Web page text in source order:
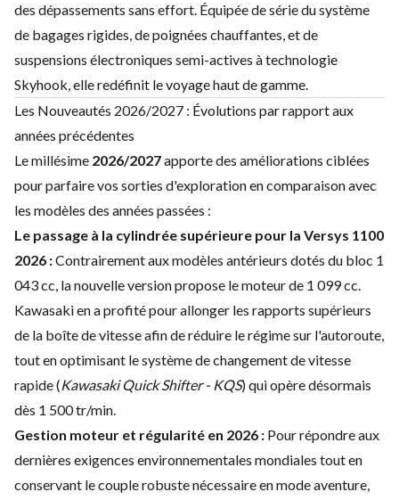
des dépassements sans effort. Équipée de série du système
de bagages rigides, de poignées chauffantes, et de
suspensions électroniques semi-actives à technologie
Skyhook, elle redéfinit le voyage haut de gamme.
Les Nouveautés 2026/2027 : Évolutions par rapport aux
années précédentes
Le millésime 2026/2027apporte des améliorations ciblées
pour parfaire vos sorties d'exploration en comparaison avec
les modèles des années passées :
Le passage à la cylindrée supérieure pour la Versys 1100
2026 :Contrairement aux modèles antérieurs dotés du bloc 1
043 cc, la nouvelle version propose le moteur de 1 099 cc.
Kawasaki en a profité pour allonger les rapports supérieurs
de la boîte de vitesse afin de réduire le régime sur l'autoroute,
tout en optimisant le système de changement de vitesse
rapide (Kawasaki Quick Shifter - KQS) qui opère désormais
dès 1 500 tr/min.
Gestion moteur et régularité en 2026 : Pour répondre aux
dernières exigences environnementales mondiales tout en
conservant le couple robuste nécessaire en mode aventure,